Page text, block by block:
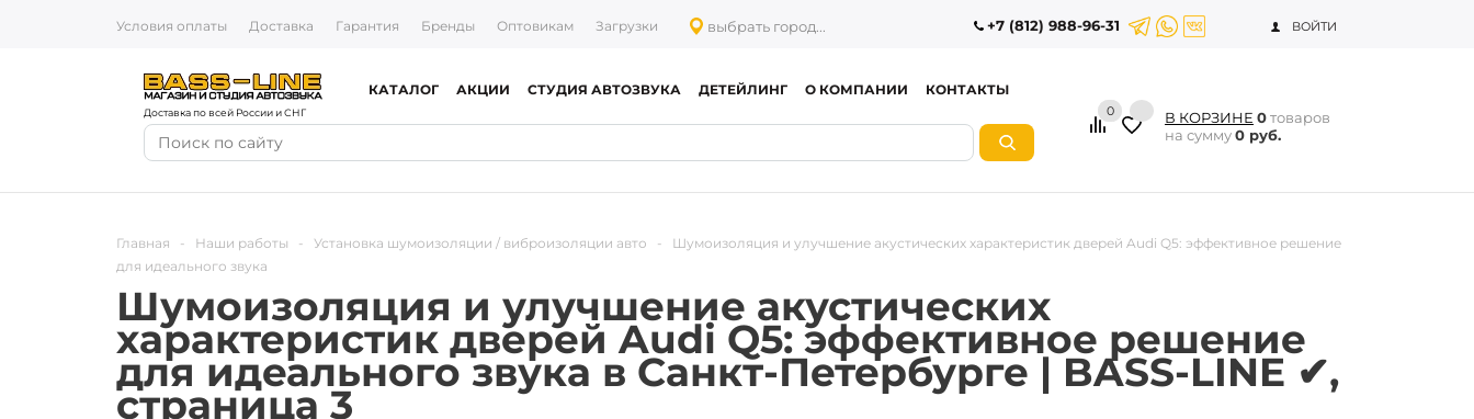
Условия оплаты Доставка Гарантия Бренды Оптовикам Загрузки выбрать город... +7 (812) 988-96-31 ВОЙТИ
Доставка по всей России и СНГ
КАТАЛОГ АКЦИИ СТУДИЯ АВТОЗВУКА ДЕТЕЙЛИНГ О КОМПАНИИ КОНТАКТЫ
0 В КОРЗИНЕ 0товаров
на сумму0 руб.
Главная - Наши работы - Установка шумоизоляции / виброизоляции авто -
Шумоизоляция и улучшение акустических характеристик дверей Audi Q5: эффективное решение
для идеального звука
Шумоизоляция и улучшение акустических
характеристик дверей Audi Q5: эффективное решение
для идеального звука в Санкт-Петербурге | BASS-LINE ✔,
страница 3